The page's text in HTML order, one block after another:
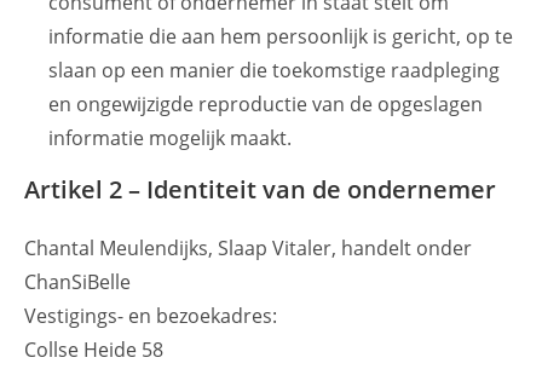
informatie die aan hem persoonlijk is gericht, op te
slaan op een manier die toekomstige raadpleging
en ongewijzigde reproductie van de opgeslagen
informatie mogelijk maakt.
Artikel 2 – Identiteit van de ondernemer
Chantal Meulendijks, Slaap Vitaler, handelt onder
ChanSiBelle
Vestigings- en bezoekadres:
Collse Heide 58